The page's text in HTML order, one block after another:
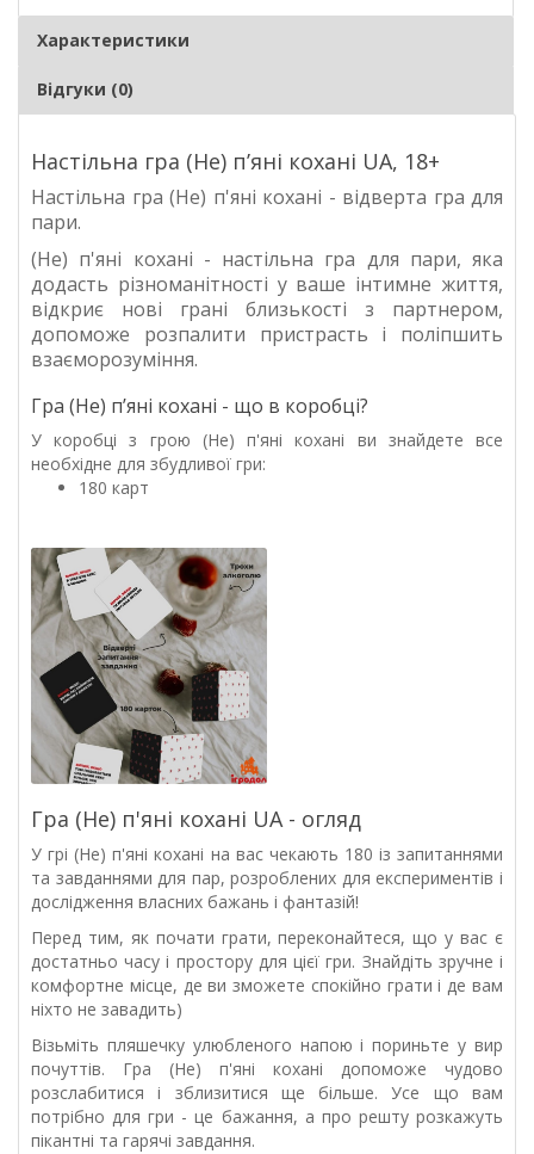
Характеристики
Відгуки (0)
Настільна гра (Не) пʼяні кохані UA, 18+
Настільна гра (Не) п'яні кохані - відверта гра для
пари.
(Не) п'яні кохані - настільна гра для пари, яка
додасть різноманітності у ваше інтимне життя,
відкриє нові грані близькості з партнером,
допоможе розпалити пристрасть і поліпшить
взаєморозуміння.
Гра (Не) пʼяні кохані - що в коробці?
У коробці з грою (Не) п'яні кохані ви знайдете все
необхідне для збудливої гри:
180 карт
Гра (Не) п'яні кохані UA - огляд
У грі (Не) п'яні кохані на вас чекають 180 із запитаннями
та завданнями для пар, розроблених для експериментів і
дослідження власних бажань і фантазій!
Перед тим, як почати грати, переконайтеся, що у вас є
достатньо часу і простору для цієї гри. Знайдіть зручне і
комфортне місце, де ви зможете спокійно грати і де вам
ніхто не завадить)
Візьміть пляшечку улюбленого напою і пориньте у вир
почуттів. Гра (Не) п'яні кохані допоможе чудово
розслабитися і зблизитися ще більше. Усе що вам
потрібно для гри - це бажання, а про решту розкажуть
пікантні та гарячі завдання.